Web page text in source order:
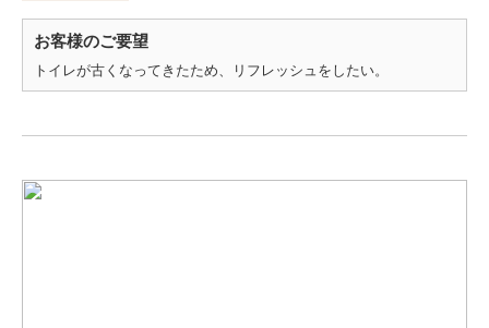
お客様のご要望
トイレが古くなってきたため、リフレッシュをしたい。